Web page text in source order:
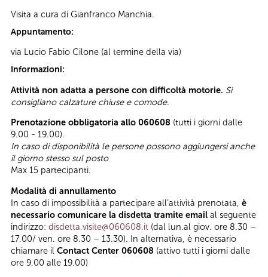
Visita a cura di Gianfranco Manchia.
Appuntamento:
via Lucio Fabio Cilone (al termine della via)
Informazioni:
Attività non adatta a persone con difficoltà motorie. Si
consigliano calzature chiuse e comode.
Prenotazione obbligatoria allo 060608 (tutti i giorni dalle
9.00 - 19.00).
In caso di disponibilità le persone possono aggiungersi anche
il giorno stesso sul posto
Max 15 partecipanti.
Modalità di annullamento
In caso di impossibilità a partecipare all’attività prenotata, è
necessario comunicare la disdetta tramite email al seguente
indirizzo: disdetta.visite@060608.it (dal lun.al giov. ore 8.30 –
17.00/ ven. ore 8.30 – 13.30). In alternativa, è necessario
chiamare il Contact Center 060608 (attivo tutti i giorni dalle
ore 9.00 alle 19.00)